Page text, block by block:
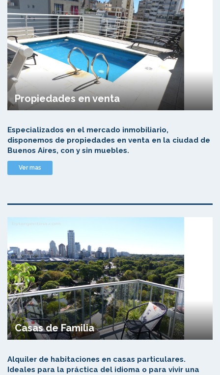
Propiedades en venta
Especializados en el mercado inmobiliario,
disponemos de propiedades en venta en la ciudad de
Buenos Aires, con y sin muebles.
Ver mas
Casas de Familia
Alquiler de habitaciones en casas particulares.
Ideales para la práctica del idioma o para vivir una